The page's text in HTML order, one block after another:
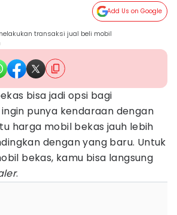
Add Us on Google
transaksi jual beli mobil
bisa jadi opsi bagi
punya kendaraan dengan
harga mobil bekas jauh lebih
dengan yang baru. Untuk
bekas, kamu bisa langsung
.